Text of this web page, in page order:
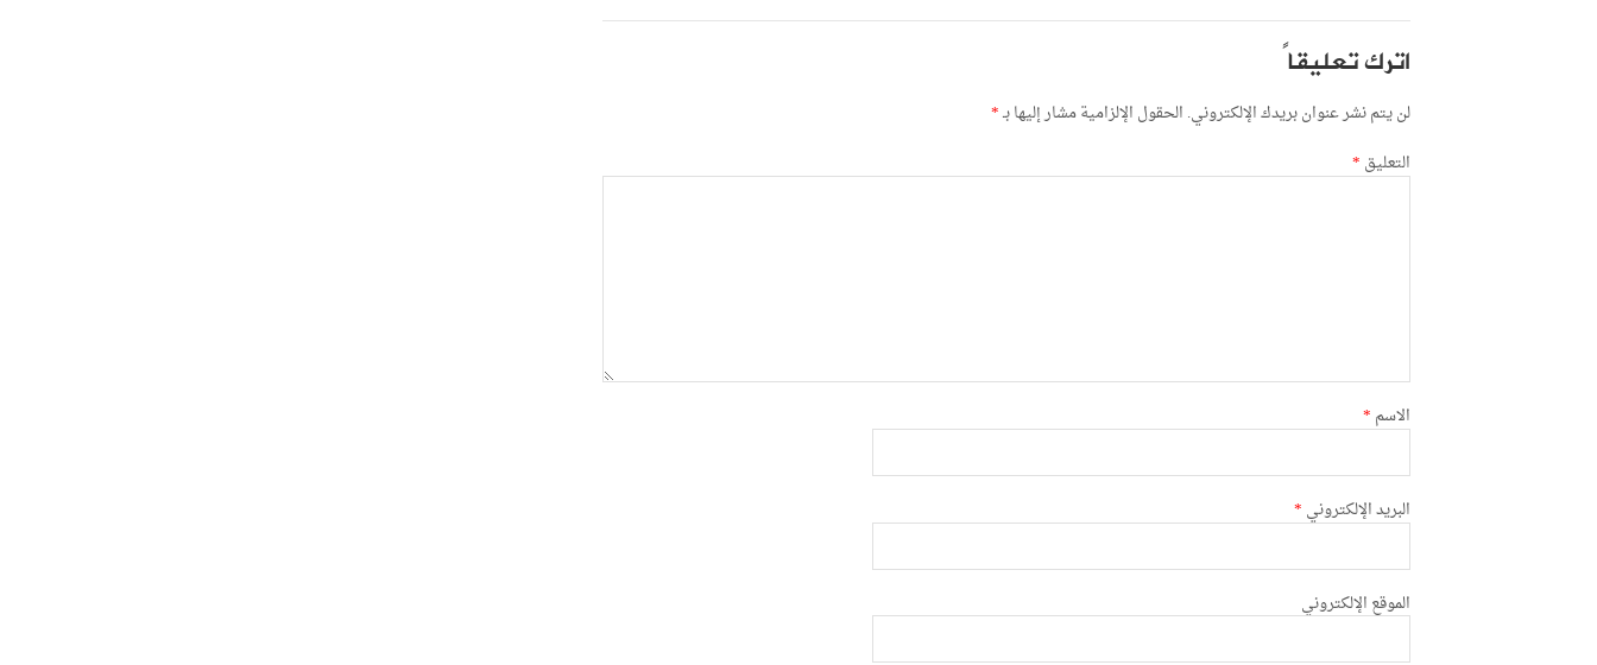
اترك تعليقاً
لن يتم نشر عنوان بريدك الإلكتروني. الحقول الإلزامية مشار إليها بـ*
التعليق *
الاسم *
البريد الإلكتروني *
الموقع الإلكتروني